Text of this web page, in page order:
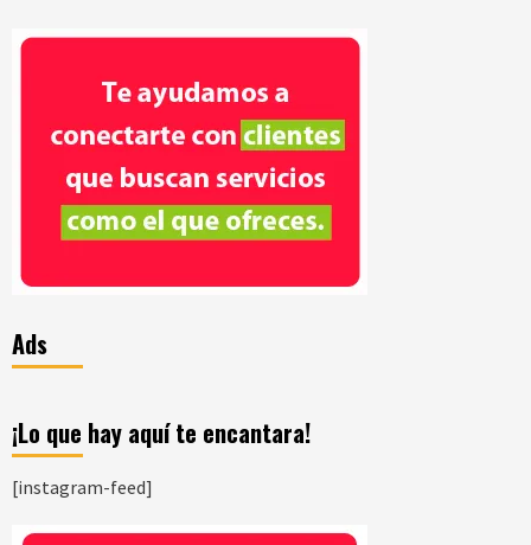
Ads
¡Lo que hay aquí te encantara!
[instagram-feed]